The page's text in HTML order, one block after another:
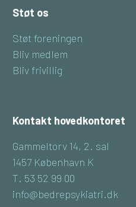
Støt os
Støt foreningen
Bliv medlem
Bliv frivillig
Kontakt hovedkontoret
Gammeltorv 14, 2. sal
1457 København K
T. 53 52 99 00
info@bedrepsykiatri.dk